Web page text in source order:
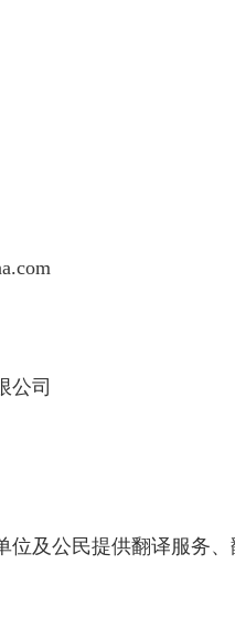
公司
位及公民提供翻译服务